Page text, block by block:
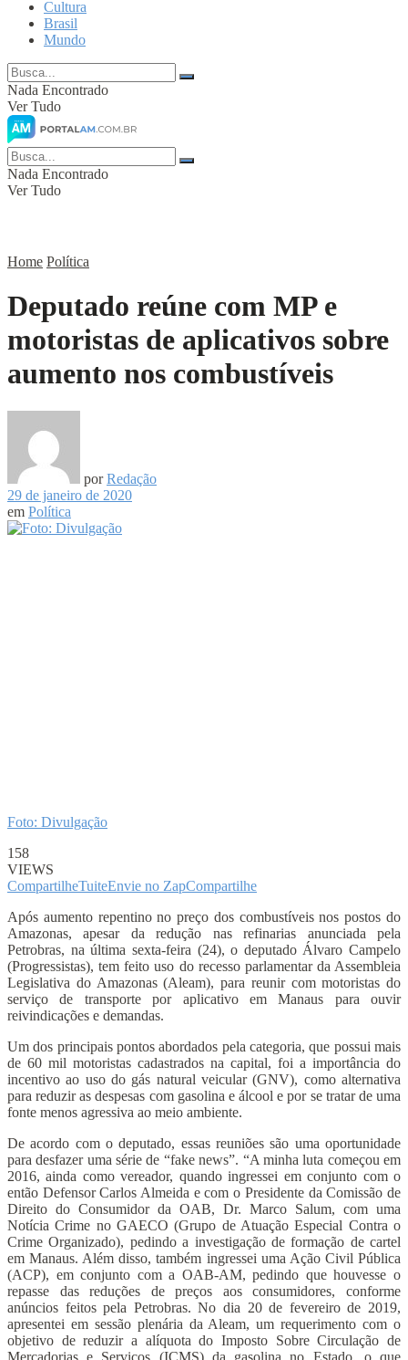
Cultura
Brasil
Mundo
Nada Encontrado
Ver Tudo
Nada Encontrado
Ver Tudo
Home Política
Deputado reúne com MP e
motoristas de aplicativos sobre
aumento nos combustíveis
por Redação
29 de janeiro de 2020
em Política
Foto: Divulgação
158
VIEWS
CompartilheTuiteEnvie no ZapCompartilhe
Após aumento repentino no preço dos combustíveis nos postos do
Amazonas, apesar da redução nas refinarias anunciada pela
Petrobras, na última sexta-feira (24), o deputado Álvaro Campelo
(Progressistas), tem feito uso do recesso parlamentar da Assembleia
Legislativa do Amazonas (Aleam), para reunir com motoristas do
serviço de transporte por aplicativo em Manaus para ouvir
reivindicações e demandas.
Um dos principais pontos abordados pela categoria, que possui mais
de 60 mil motoristas cadastrados na capital, foi a importância do
incentivo ao uso do gás natural veicular (GNV), como alternativa
para reduzir as despesas com gasolina e álcool e por se tratar de uma
fonte menos agressiva ao meio ambiente.
De acordo com o deputado, essas reuniões são uma oportunidade
para desfazer uma série de “fake news”. “A minha luta começou em
2016, ainda como vereador, quando ingressei em conjunto com o
então Defensor Carlos Almeida e com o Presidente da Comissão de
Direito do Consumidor da OAB, Dr. Marco Salum, com uma
Notícia Crime no GAECO (Grupo de Atuação Especial Contra o
Crime Organizado), pedindo a investigação de formação de cartel
em Manaus. Além disso, também ingressei uma Ação Civil Pública
(ACP), em conjunto com a OAB-AM, pedindo que houvesse o
repasse das reduções de preços aos consumidores, conforme
anúncios feitos pela Petrobras. No dia 20 de fevereiro de 2019,
apresentei em sessão plenária da Aleam, um requerimento com o
objetivo de reduzir a alíquota do Imposto Sobre Circulação de
Mercadorias e Serviços (ICMS) da gasolina no Estado, o que